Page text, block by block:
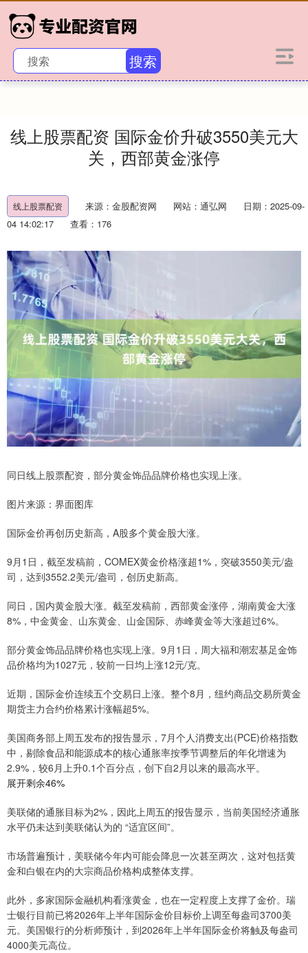
搜索
线上股票配资 国际金价升破3550美元大
关，西部黄金涨停
线上股票配资 来源：金股配资网 网站：通弘网
日期：2025-09-
04 14:02:17
查看：176
同日线上股票配资，部分黄金饰品品牌价格也实现上涨。
图片来源：界面图库
国际金价再创历史新高，A股多个黄金股大涨。
9月1日，截至发稿前，COMEX黄金价格涨超1%，突破3550美元/盎
司，达到3552.2美元/盎司，创历史新高。
同日，国内黄金股大涨。截至发稿前，西部黄金涨停，湖南黄金大涨
8%，中金黄金、山东黄金、山金国际、赤峰黄金等大涨超过6%。
部分黄金饰品品牌价格也实现上涨。9月1日，周大福和潮宏基足金饰
品价格均为1027元，较前一日均上涨12元/克。
近期，国际金价连续五个交易日上涨。整个8月，纽约商品交易所黄金
期货主力合约价格累计涨幅超5%。
美国商务部上周五发布的报告显示，7月个人消费支出(PCE)价格指数
中，剔除食品和能源成本的核心通胀率按季节调整后的年化增速为
2.9%，较6月上升0.1个百分点，创下自2月以来的最高水平。
展开剩余46%
美联储的通胀目标为2%，因此上周五的报告显示，当前美国经济通胀
水平仍未达到美联储认为的 “适宜区间”。
市场普遍预计，美联储今年内可能会降息一次甚至两次，这对包括黄
金和白银在内的大宗商品价格构成整体支撑。
此外，多家国际金融机构看涨黄金，也在一定程度上支撑了金价。瑞
士银行目前已将2026年上半年国际金价目标价上调至每盎司3700美
元。美国银行的分析师预计，到2026年上半年国际金价将触及每盎司
4000美元高位。